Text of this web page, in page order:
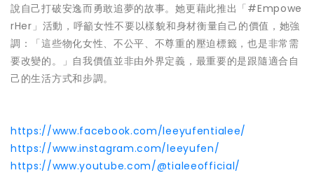
說自己打破安逸而勇敢追夢的故事。她更藉此推出「#Empowe
rHer」活動，呼籲女性不要以樣貌和身材衡量自己的價值，她強
調：「這些物化女性、不公平、不尊重的壓迫標籤，也是非常需
要改變的。」自我價值並非由外界定義，最重要的是跟隨適合自
己的生活方式和步調。
https://www.facebook.com/leeyufentialee/
https://www.instagram.com/leeyufen/
https://www.youtube.com/@tialeeofficial/